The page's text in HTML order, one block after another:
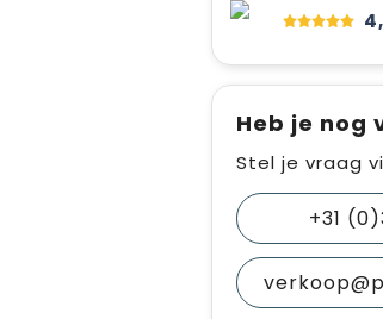
Heb je nog
Stel je vraag
+31